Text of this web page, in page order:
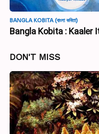
BANGLA KOBITA (বাংলা কবিতা)
Bangla Kobita : Kaaler
DON'T MISS